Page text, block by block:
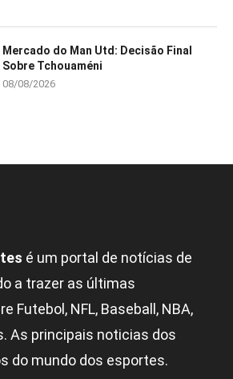
Mercado do Man Utd: Decisão Final
Sobre Tchouaméni
08/08/2026
é um portal de notícias de
a trazer as últimas
Futebol, NFL, Baseball, NBA,
As principais noticias dos
do mundo dos esportes.